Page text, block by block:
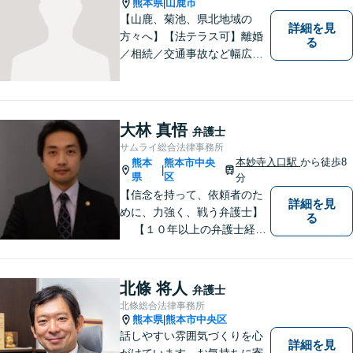
熊本県| 山鹿市
【山鹿、菊池、県北地域の
方々へ】【法テラス可】離婚
／相続／交通事故など幅広く
そう地域に法的サービスを提
供してまいります。お気軽に
ご相談を！
詳細を見
る
大林 真悟 弁護士
サムライ総合法律事務所
熊本
県
|
熊本市中央
区
本妙寺入口駅から徒歩8
分
【信念を持って、依頼者のた
めに、力強く、戦う弁護士】
【１０年以上の弁護士経
等の男女トラブル、③顧問弁
護の３つの分野に力を注ぐ弁
護士】
詳細を見
る
北條 将人 弁護士
北條総合法律事務所
熊本県|熊本市中央区
話しやすい雰囲気づくりを心
詳細を見